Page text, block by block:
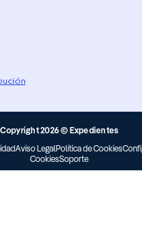
Copyright 2026 © Expedientes
Aviso LegalPolítica de Cookies
CookiesSoporte